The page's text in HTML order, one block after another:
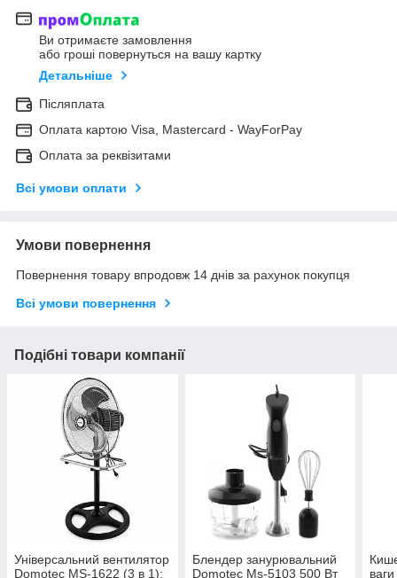
Ви отримаєте замовлення
або гроші повернуться на вашу картку
Детальніше
Післяплата
Оплата картою Visa, Mastercard - WayForPay
Оплата за реквізитами
Всі умови оплати
Умови повернення
Повернення товару впродовж 14 днів за рахунок покупця
Всі умови повернення
Подібні товари компанії
Універсальний вентилятор
Domotec MS-1622 (3 в 1):
Блендер занурювальний
Domotec Ms-5103 500 Вт